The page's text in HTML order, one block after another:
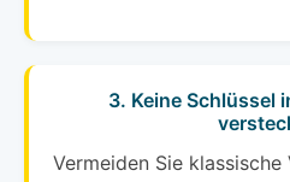
3. Keine Schlüssel
Vermeiden Sie